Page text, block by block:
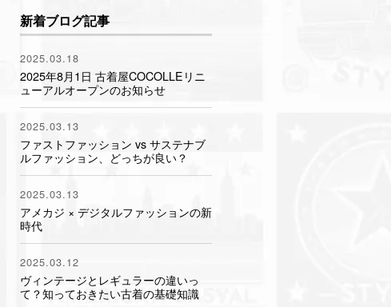
新着ブログ記事
2025.03.18
2025年8月1日 古着屋COCOLLEリニ
ューアルオープンのお知らせ
2025.03.13
ファストファッション vs サステナブ
ルファッション、どっちが良い？
2025.03.13
アメカジ × デジタルファッションの新
時代
2025.03.12
ヴィンテージとレギュラーの違いっ
て？知っておきたい古着の基礎知識